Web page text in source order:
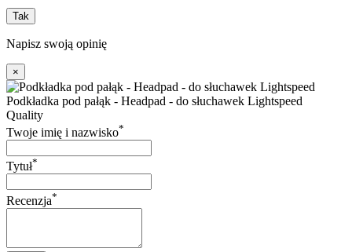
Tak
Napisz swoją opinię
×
Podkładka pod pałąk - Headpad - do słuchawek Lightspeed
Quality
Twoje imię i nazwisko*
Tytuł*
Recenzja*